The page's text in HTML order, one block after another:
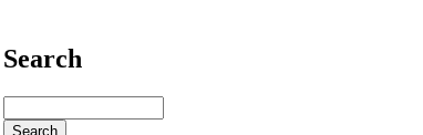
Search